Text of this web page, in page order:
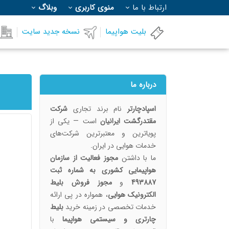
بلیت هواپیما نسخه جدید سایت
ارتباط با ما منوی کاربری وبلاگ
درباره ما
اسپادچارتر نام برند تجاری شرکت
مقتدرگشت ایرانیان است — یکی از
پویا‌ترین و معتبرترین شرکت‌های
خدمات هوایی در ایران.
ما با داشتن مجوز فعالیت از سازمان
هواپیمایی کشوری به شماره ثبت
493887 ومجوز فروش بلیط
الکترونیک هوایی، همواره در پی ارائه
خدمات تخصصی در زمینه خرید بلیط
چارتری و سیستمی هواپیما با